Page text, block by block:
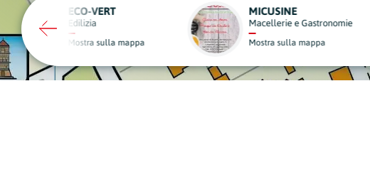
MICUSINE
Macellerie e Gastronomie
Mostra sulla mappa
MONDO CASA
Edilizia
Mostra sulla mappa